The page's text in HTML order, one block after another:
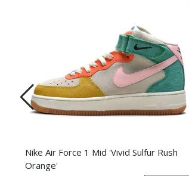
Nike Air Force 1 Mid 'Vivid Sulfur Rush
Orange'